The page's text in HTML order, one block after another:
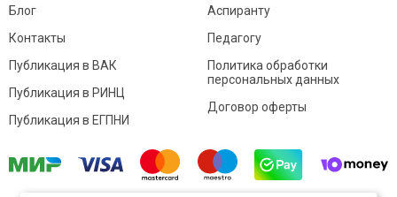
Блог
Контакты
Аспиранту
Педагогу
Публикация в ВАК
Публикация в РИНЦ
Публикация в ЕГПНИ
Политика обработки
персональных данных
Договор оферты